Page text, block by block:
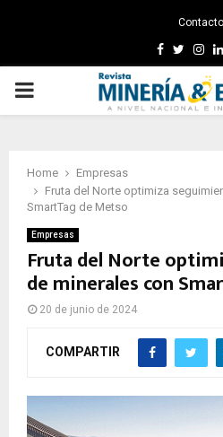
Contacto
Facebook
Twitter
PRIMARY
Home
Empresas
Fruta del Norte optimiza
SmartTag de Metso
Empresas
Fruta del Norte
de minerales con
20 de junio de 2024
COMPARTIR